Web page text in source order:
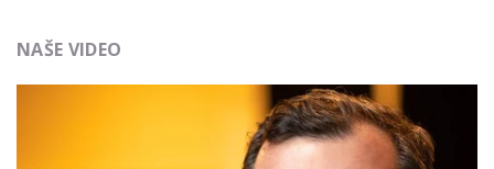
NAŠE VIDEO